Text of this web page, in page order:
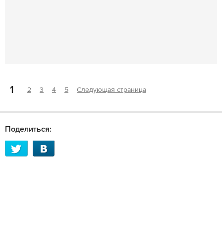
1 2 3 4 5 Следующая страница
Поделиться: